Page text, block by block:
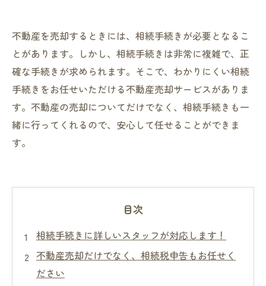
不動産を売却するときには、相続手続きが必要となるこ
とがあります。しかし、相続手続きは非常に複雑で、正
確な手続きが求められます。そこで、わかりにくい相続
手続きをお任せいただける不動産売却サービスがありま
す。不動産の売却についてだけでなく、相続手続きも一
緒に行ってくれるので、安心して任せることができま
す。
目次
相続手続きに詳しいスタッフが対応します！
不動産売却だけでなく、相続税申告もお任せく
ださい